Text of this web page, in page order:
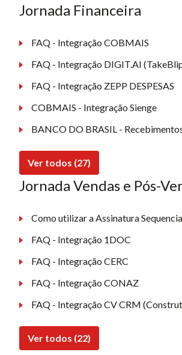
Jornada Financeira
FAQ - Integração COBMAIS
FAQ - Integração DIGIT.AI
FAQ - Integração ZEPP DESPESAS
COBMAIS - Integração Sienge
BANCO DO BRASIL -
Ver todos (27)
Jornada Vendas e Pós-
Como utilizar a Assinatura
FAQ - Integração 1DOC
FAQ - Integração CERC
FAQ - Integração CONAZ
FAQ - Integração CV CRM
Ver todos (22)